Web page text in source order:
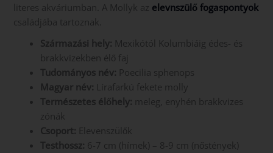
literes akváriumban. A Mollyk az elevnszülő fogaspontyok
családjába tartoznak.
Származási hely: Mexikótól Kolumbiáig édes- és
brakkvizekben élő faj
Tudományos név: Poecilia sphenops
Magyar név: Lírafarkú fekete molly
Természetes élőhely: meleg, enyhén brakkvizes
zónák
Csoport: Elevenszülők
Testhossz: 6-7 cm (hímek) – 8-9 cm (nőstények)